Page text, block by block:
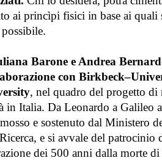
ai princìpi fisici in base ai quali
Barone e Andrea
con
, nel quadro del progetto di
in Italia. Da Leonardo a Galileo
e sostenuto dal Ministero
e si avvale del patrocinio
dei 500 anni dalla morte